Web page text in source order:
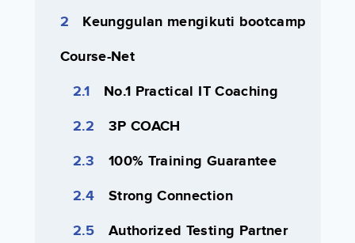
Keunggulan mengikuti bootcamp
Course-Net
No.1 Practical IT Coaching
3P COACH
100% Training Guarantee
Strong Connection
Authorized Testing Partner